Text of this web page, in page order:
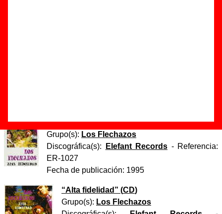
“Alta fidelidad” (Casete)
Grupo(s): Los Flechazos
Discográfica(s):
Elefant Records - Referencia:
ER-1027
Fecha de publicación: 1995
“Alta fidelidad ” (CD)
Grupo(s): Los Flechazos